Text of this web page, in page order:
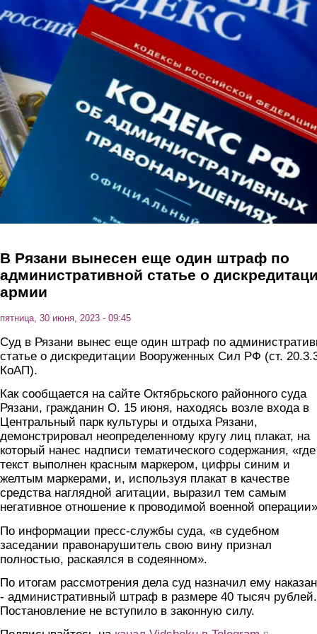
Перейти к основному содержанию
В Рязани вынесен еще один штраф по
административной статье о
армии
пятница, 30 июня, 2023 - 09:45
Суд в Рязани вынес еще один штраф по
статье о дискредитации Вооруженных Сил РФ (ст.
КоАП).
Как сообщается на сайте Октябрьского районного суда
Рязани, гражданин О. 15 июня, находясь возле входа в
Центральный парк культуры и отдыха Рязани,
демонстрировал неопределенному кругу лиц плакат, на
который нанес надписи тематического содержания, «где
текст выполнен красным маркером, цифры синим и
желтым маркерами, и, используя плакат в качестве
средства наглядной агитации, выразил тем самым
негативное отношение к проводимой военной
По информации пресс-службы суда, «в судебном
заседании правонарушитель свою вину признал
полностью, раскаялся в содеянном».
По итогам рассмотрения дела суд назначил ему
- административный штраф в размере 40 тысяч рублей.
Постановление не вступило в законную силу.